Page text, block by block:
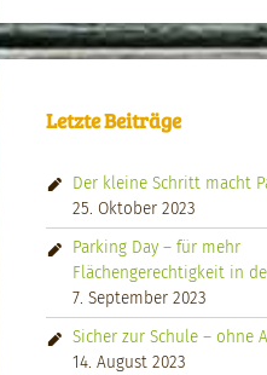
Letzte Beiträge
Der kleine Schritt macht
25. Oktober 2023
Parking Day – für mehr
Flächengerechtigkeit in
7. September 2023
Sicher zur Schule – ohne
14. August 2023